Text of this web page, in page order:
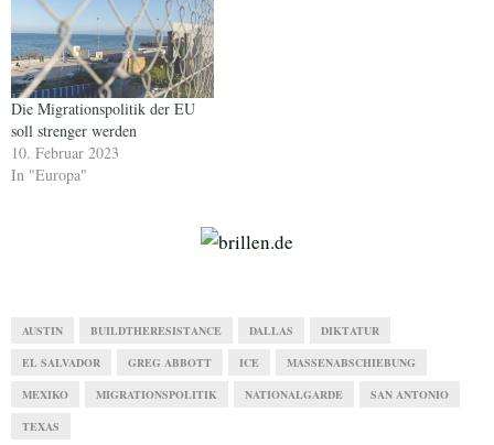
Die Migrationspolitik der EU
soll strenger werden
10. Februar 2023
In "Europa"
AUSTIN BUILDTHERESISTANCE DALLAS DIKTATUR
EL SALVADOR GREG ABBOTT ICE MASSENABSCHIEBUNG
MEXIKO MIGRATIONSPOLITIK NATIONALGARDE SAN ANTONIO
TEXAS